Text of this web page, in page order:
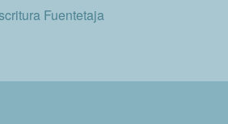
Fuentetaja